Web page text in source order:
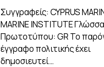
Συγγραφείς: CYPRUS
MARINE INSTITUTE Γλώσσα
Πρωτοτύπου: GR Το
έγγραφο πολιτικής έχει
δημοσιευτεί…